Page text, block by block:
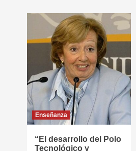
Enseñanza
“El desarrollo del Polo
Tecnológico y